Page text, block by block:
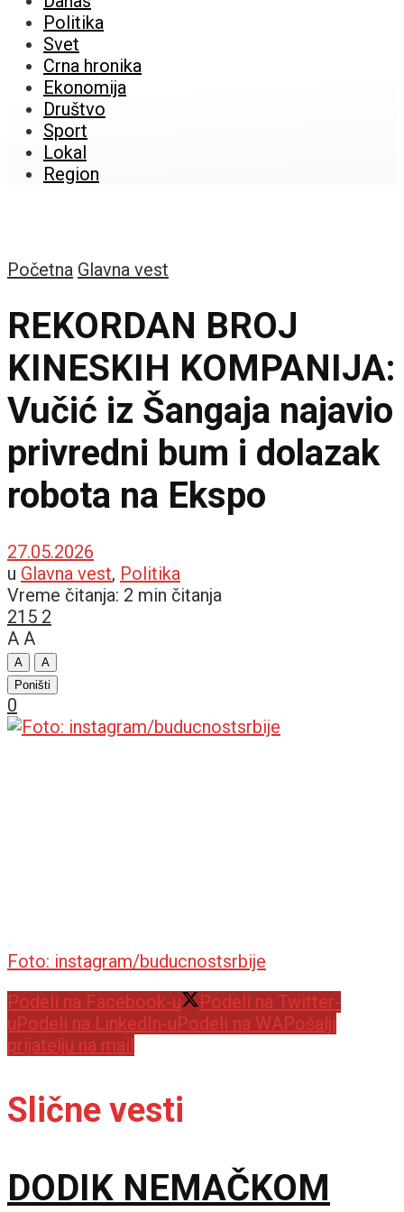
Politika
Svet
Crna hronika
Ekonomija
Društvo
Sport
Lokal
Region
Početna Glavna vest
REKORDAN BROJ
KINESKIH KOMPANIJA:
Vučić iz Šangaja najavio
privredni bum i dolazak
robota na Ekspo
27.05.2026
u Glavna vest, Politika
Vreme čitanja: 2 min čitanja
215 2
A A
A
A
Poništi
0
Foto: instagram/buducnostsrbije
Podeli na Facebook-u
Podeli na Twitter-
uPodeli na LinkedIn-uPodeli na WAPošalji
prijatelju na mail
Slične vesti
DODIK NEMAČKOM